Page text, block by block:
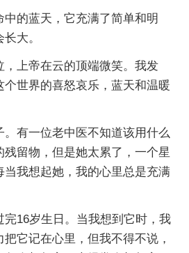
中的蓝天，它充满了简单和明
大。
，上帝在云的顶端微笑。我发
世界的喜怒哀乐，蓝天和温暖
。有一位老中医不知道该用什么
留物，但是她太累了，一个星
我想起她，我的心里总是充满
完16岁生日。当我想到它时，我
它记在心里，但我不得不说，